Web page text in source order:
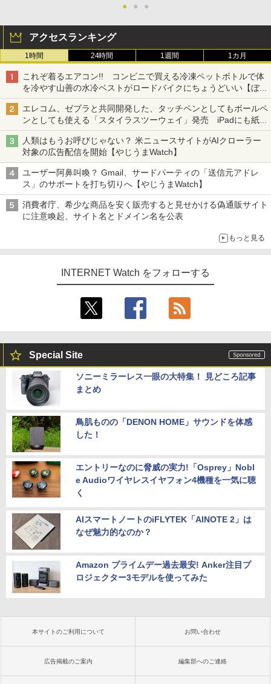
● ● ●
アクセスランキング
1時間 24時間 1週間 1カ月
これぞ着るエアコン!! コンビニで買える冷凍ペットボトルで体
を冷やす山善の水冷ベストがロードバイクにちょうどいい【ぼっ
ち・ざ・ろーど！その14】【空いた時間でなにしてる？】
エレコム、ゼブラと共同開発した、タッチペンとしてもボールペ
ンとしても使える「スタイラスツーウェイ」発売 iPadにも紙に
も、持ち替えずに書き込める
人類はもうお呼びじゃない？ 米ニュースサイトがAIクローラー
対象の広告配信を開始【やじうまWatch】
ユーザー阿鼻叫喚？ Gmail、サードパーティの「送信元アドレ
ス」のサポートを打ち切りへ【やじうまWatch】
消費者庁、希少な商品を安く販売すると見せかける偽通販サイト
に注意喚起、サイト名とドメイン名を公表
もっと見る
INTERNET Watch をフォローする
Special Site
ソニーミラーレス一眼の大特集！ 見どころ記事
まとめ
鳥肌ものの「DENON HOME」サウンドを体感
した！
エントリーなのに脅威の実力!「Osprey」Nobl
e Audioワイヤレスイヤフォン4機種を一気に聴
く
AIスマートノートのiFLYTEK「AINOTE 2」は
なぜ魅力的なのか？
Amazon プライムデー過去最安! Anker注目プ
ロジェクター3モデルを使ってみた
本サイトのご利用について お問い合わせ
広告掲載のご案内 編集部へのご連絡